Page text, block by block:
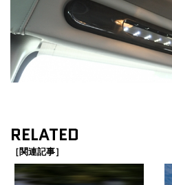
RELATED
［関連記事］